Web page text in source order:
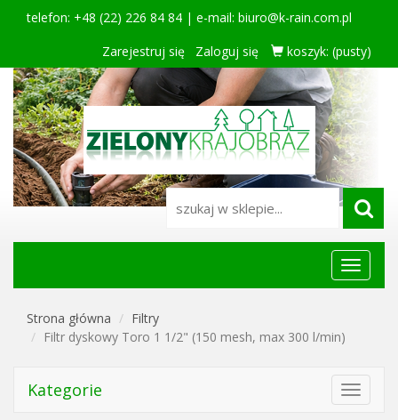
telefon: +48 (22) 226 84 84 | e-mail: biuro@k-rain.com.pl
Zarejestruj się
Zaloguj się koszyk: (pusty)
Menu
główne
Strona główna
Filtry
Filtr dyskowy Toro 1 1/2" (150 mesh, max 300 l/min)
Kategorie
Toggle